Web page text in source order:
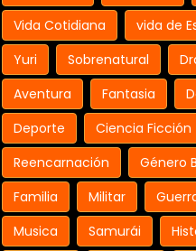
Vida Cotidiana
vida de
Yuri
Sobrenatural
Aventura
Fantasia
Deporte
Ciencia Ficción
Reencarnación
Género
Familia
Militar
Musica
Samurái